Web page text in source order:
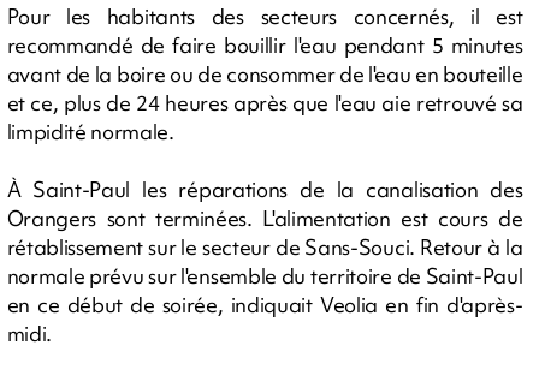
Pour les habitants des secteurs concernés, il est
recommandé de faire bouillir l'eau pendant 5 minutes
avant de la boire ou de consommer de l'eau en bouteille
et ce, plus de 24 heures après que l'eau aie retrouvé sa
limpidité normale.
À Saint-Paul les réparations de la canalisation des
Orangers sont terminées. L'alimentation est cours de
rétablissement sur le secteur de Sans-Souci. Retour à la
normale prévu sur l'ensemble du territoire de Saint-Paul
en ce début de soirée, indiquait Veolia en fin d'après-
midi.